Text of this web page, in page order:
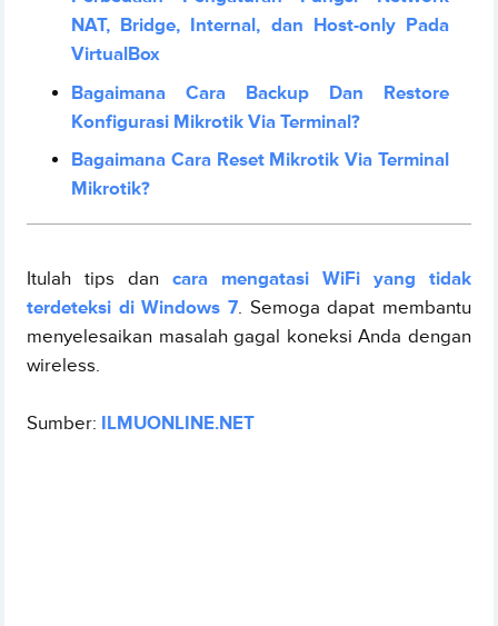
NAT, Bridge, Internal, dan Host-only Pada
VirtualBox
Bagaimana Cara Backup Dan Restore
Konfigurasi Mikrotik Via Terminal?
Bagaimana Cara Reset Mikrotik Via Terminal
Mikrotik?
Itulah tips dancara mengatasi WiFi yang tidak
terdeteksi di Windows 7. Semoga dapat membantu
menyelesaikan masalah gagal koneksi Anda dengan
wireless.
Sumber: ILMUONLINE.NET